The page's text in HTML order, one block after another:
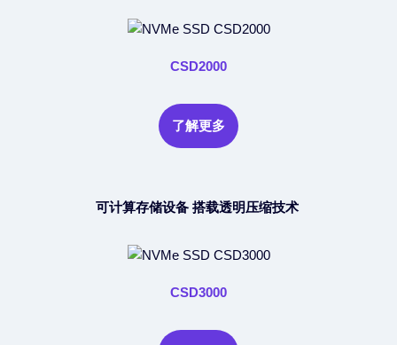
CSD2000
了解更多
可计算存储设备 搭载透明压缩技术
CSD3000